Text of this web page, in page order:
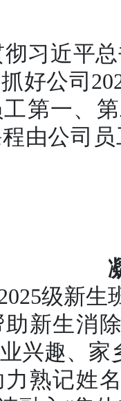
习近平
好公司
第一、
由公司
级新生
新生消
兴趣、家
熟记姓